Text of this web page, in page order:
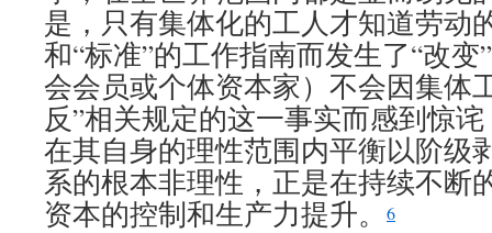
是，只有集体化的工人才知道劳动
和“标准”的工作指南而发生了“改
会会员或个体资本家）不会因集体
反”相关规定的这一事实而感到惊
在其自身的理性范围内平衡以阶级
系的根本非理性，正是在持续不断
资本的控制和生产力提升。
6